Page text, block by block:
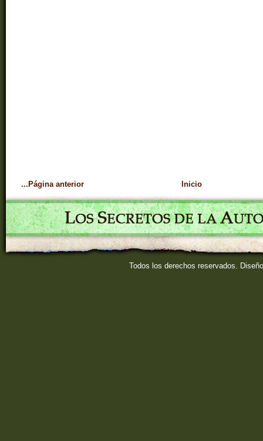
...Página anterior Inicio
Todos los derechos reservados.